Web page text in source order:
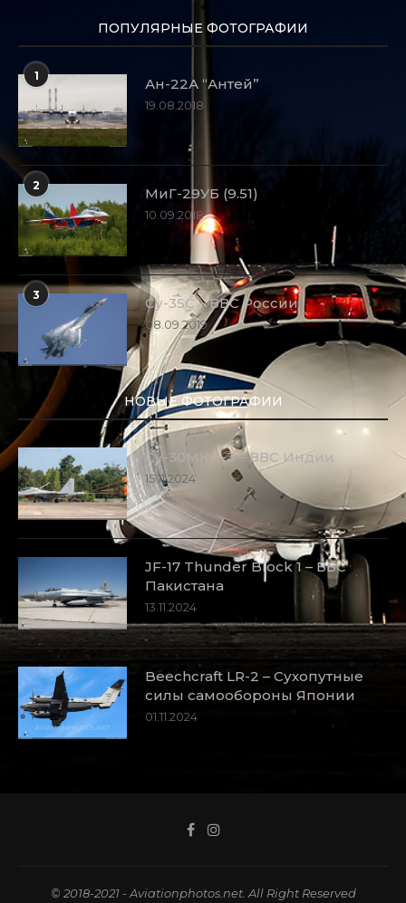
ПОПУЛЯРНЫЕ ФОТОГРАФИИ
1
Ан-22А “Антей”
19.08.2018
2
МиГ-29УБ (9.51)
10.09.2018
3
Су-35С – ВВС России
08.09.2019
НОВЫЕ ФОТОГРАФИИ
Су-30МКИ-3 – ВВС Индии
15.11.2024
JF-17 Thunder Block 1 – ВВС
Пакистана
13.11.2024
Beechcraft LR-2 – Сухопутные
силы самообороны Японии
01.11.2024
© 2018-2021 - Aviationphotos.net. All Right Reserved